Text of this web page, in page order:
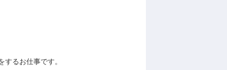
るお仕事です。